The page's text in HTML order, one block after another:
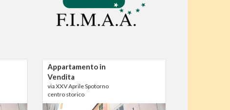
Appartamento in
Vendita
via XXV Aprile Spotorno
centro storico